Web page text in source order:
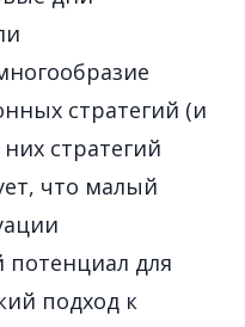
стратегий (и
стратегий
что малый
для
подход к